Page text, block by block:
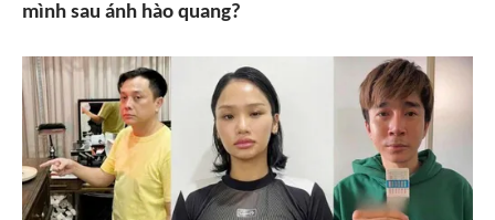
mình sau ánh hào quang?